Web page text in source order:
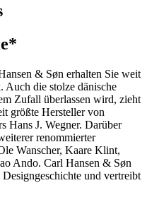
& Søn erhalten Sie weit
Auch die stolze dänische
Zufall überlassen wird, zieht
größte Hersteller von
Hans J. Wegner. Darüber
renommierter
Wanscher, Kaare Klint,
Ando. Carl Hansen & Søn
und vertreibt